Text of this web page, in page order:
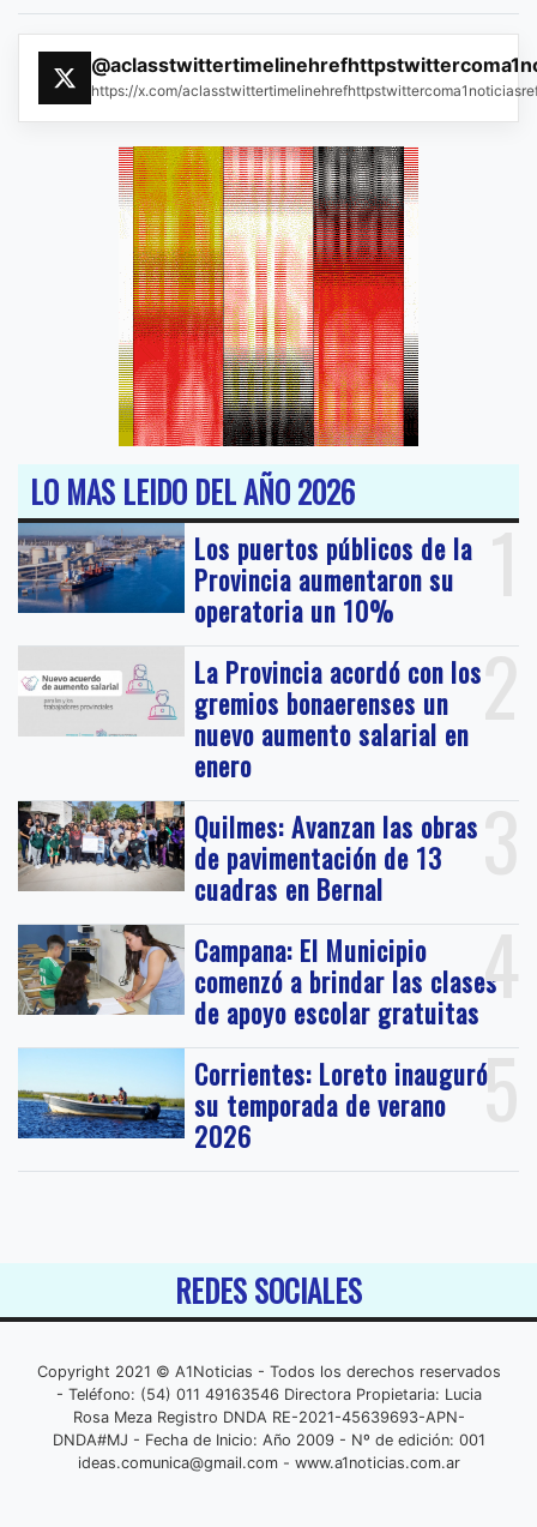
https://x.com/
LO MAS LEIDO DEL AÑO 2026
1
Los puertos públicos de la
Provincia aumentaron su
operatoria un 10%
2
La Provincia acordó con los
gremios bonaerenses un
nuevo aumento salarial en
enero
3
Quilmes: Avanzan las obras
de pavimentación de 13
cuadras en Bernal
4
Campana: El Municipio
comenzó a brindar las clases
de apoyo escolar gratuitas
5
Corrientes: Loreto inauguró
su temporada de verano
2026
REDES SOCIALES
Copyright 2021 © A1Noticias - Todos los derechos reservados
- Teléfono: (54) 011 49163546 Directora Propietaria: Lucia
Rosa Meza Registro DNDA RE-2021-45639693-APN-
DNDA#MJ - Fecha de Inicio: Año 2009 - Nº de edición: 001
ideas.comunica@gmail.com- www.a1noticias.com.ar